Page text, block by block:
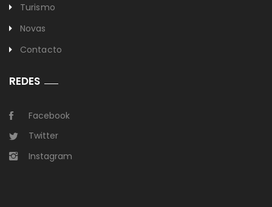
Turismo
Novas
Contacto
REDES
Facebook
Twitter
Instagram